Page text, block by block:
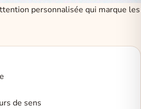
personnalisée qui marque les
de sens